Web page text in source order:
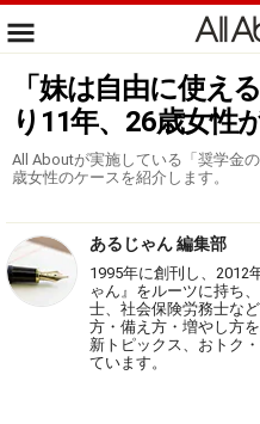
「妹は自由に使え
り11年、26歳女性
All Aboutが実施している「奨学金
歳女性のケースを紹介します。
あるじゃん 編集部
1995年に創刊し、2012
ゃん』をルーツに持ち
士、社会保険労務士な
方・備え方・増やし方
新トピックス、おトク
ています。